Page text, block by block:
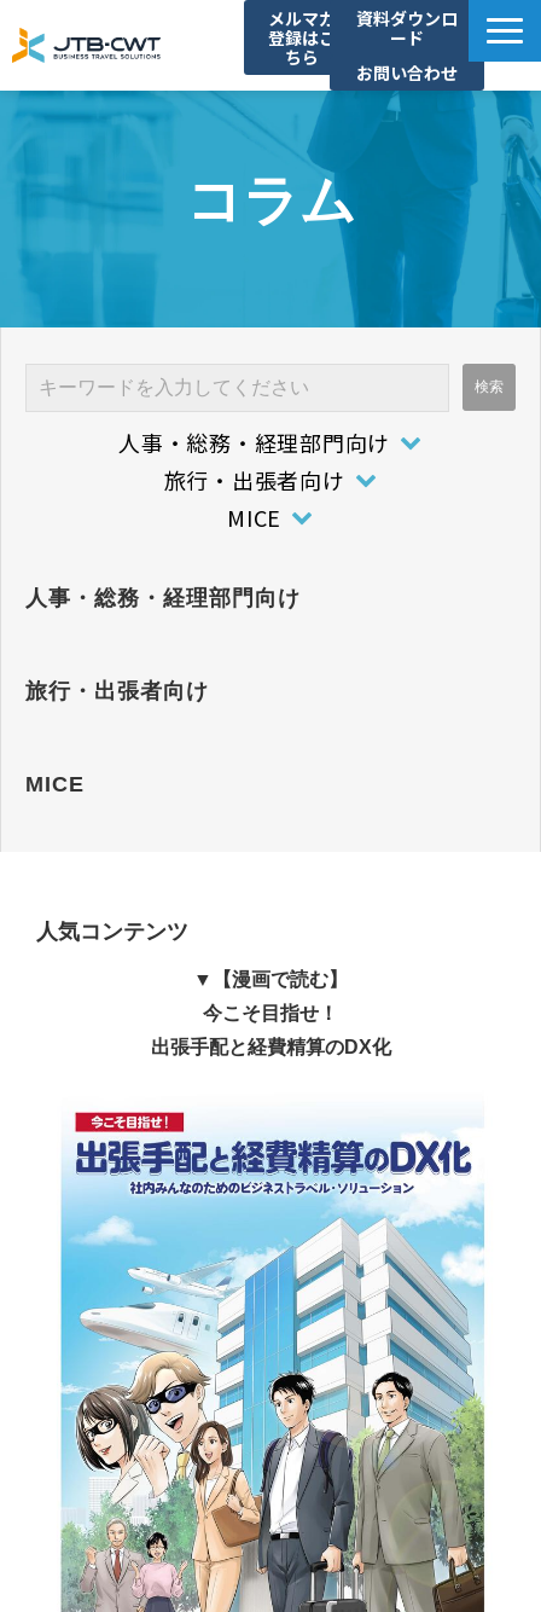
メルマガ
登録はこ
ちら
資料ダウンロ
ード
お問い合わせ
ソリューション紹介
導入事例
お知らせ
よくあるご質問
コラム
人事・総務・経理部門向け
旅行・出張者向け
MICE
人事・総務・経理部門向け
旅行・出張者向け
MICE
人気コンテンツ
▼【漫画で読む】
今こそ目指せ！
出張手配と経費精算のDX化